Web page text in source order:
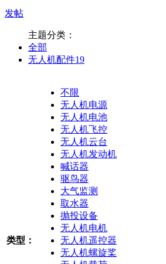
发帖
主题分类：
全部
无人机配件19
类型：
不限
无人机电源
无人机电池
无人机飞控
无人机云台
无人机发动机
喊话器
驱鸟器
大气监测
取水器
抛投设备
无人机电机
无人机遥控器
无人机螺旋桨